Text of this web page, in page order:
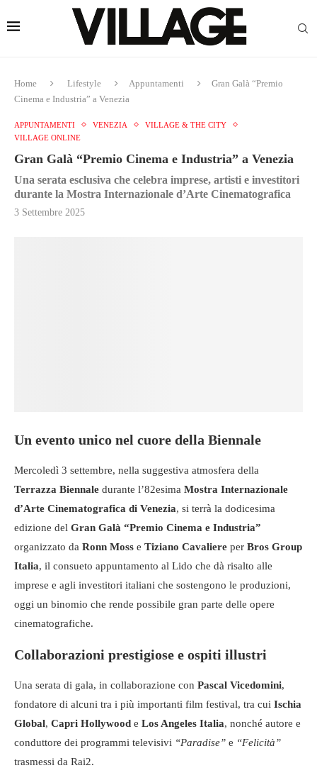
Home Lifestyle Appuntamenti
Gran Galà “Premio
Cinema e Industria” a Venezia
APPUNTAMENTI VENEZIA
VILLAGE & THE CITY
VILLAGE ONLINE
Gran Galà “Premio Cinema e Industria” a Venezia
Una serata esclusiva che celebra imprese, artisti e investitori
durante la Mostra Internazionale d’Arte Cinematografica
3 Settembre 2025
Un evento unico nel cuore della Biennale
Mercoledì 3 settembre, nella suggestiva atmosfera della
Terrazza Biennale durante l’82esima Mostra Internazionale
d’Arte Cinematografica di Venezia, si terrà la dodicesima
edizione del Gran Galà “Premio Cinema e Industria”
organizzato da Ronn Moss e Tiziano Cavaliere per Bros Group
Italia, il consueto appuntamento al Lido che dà risalto alle
imprese e agli investitori italiani che sostengono le produzioni,
oggi un binomio che rende possibile gran parte delle opere
cinematografiche.
Collaborazioni prestigiose e ospiti illustri
Una serata di gala, in collaborazione con Pascal Vicedomini,
fondatore di alcuni tra i più importanti film festival, tra cui Ischia
Global, Capri Hollywood e Los Angeles Italia, nonché autore e
conduttore dei programmi televisivi “Paradise” e “Felicità”
trasmessi da Rai2.